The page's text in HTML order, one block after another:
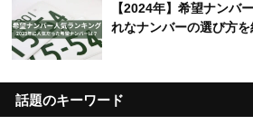
【2024年】希望ナンバ
れなナンバーの選び方を
話題のキーワード